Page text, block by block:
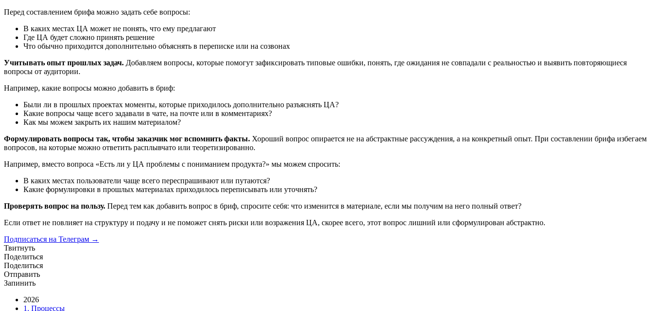
Перед составлением брифа можно задать себе вопросы:
В каких местах ЦА может не понять, что ему предлагают
Где ЦА будет сложно принять решение
Что обычно приходится дополнительно объяснять в переписке или на созвонах
Учитывать опыт прошлых задач. Добавляем вопросы, которые помогут зафиксировать типовые ошибки, понять, где ожидания не совпадали с реальностью и выявить повторяющиеся
вопросы от аудитории.
Например, какие вопросы можно добавить в бриф:
Были ли в прошлых проектах моменты, которые приходилось дополнительно разъяснять ЦА?
Какие вопросы чаще всего задавали в чате, на почте или в комментариях?
Как мы можем закрыть их нашим материалом?
Формулировать вопросы так, чтобы заказчик мог вспомнить факты. Хороший вопрос опирается не на абстрактные рассуждения, а на конкретный опыт. При составлении брифа избегаем
вопросов, на которые можно ответить расплывчато или теоретизированно.
Например, вместо вопроса «Есть ли у ЦА проблемы с пониманием продукта?» мы можем спросить:
В каких местах пользователи чаще всего переспрашивают или путаются?
Какие формулировки в прошлых материалах приходилось переписывать или уточнять?
Проверять вопрос на пользу. Перед тем как добавить вопрос в бриф, спросите себя: что изменится в материале, если мы получим на него полный ответ?
Если ответ не повлияет на структуру и подачу и не поможет снять риски или возражения ЦА, скорее всего, этот вопрос лишний или сформулирован абстрактно.
Подписаться на Телеграм →
Твитнуть
Поделиться
Поделиться
Отправить
Запинить
2026
1. Процессы